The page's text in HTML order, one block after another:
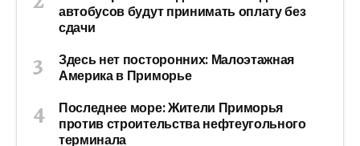
автобусов будут принимать оплату без
сдачи
Здесь нет посторонних: Малоэтажная
Америка в Приморье
Последнее море: Жители Приморья
против строительства нефтеугольного
терминала